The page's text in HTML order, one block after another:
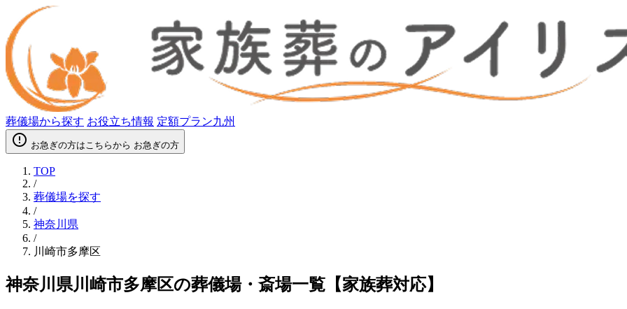
葬儀場から探す お役立ち情報 定額プラン九州
error_outline お急ぎの方はこちらから お急ぎの方
TOP
/
葬儀場を探す
/
神奈川県
/
川崎市多摩区
神奈川県川崎市多摩区の葬儀場・斎場一覧【家族葬対応】